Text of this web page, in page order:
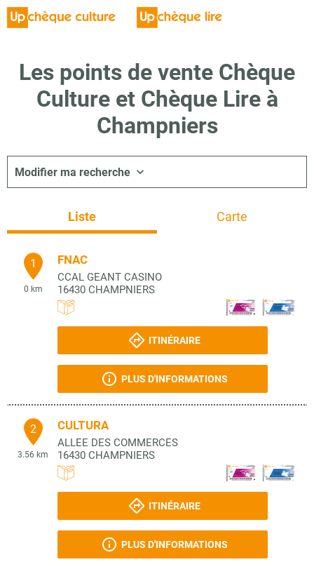
Les points de vente Chèque
Culture et Chèque Lire à
Champniers
Modifier ma recherche
Liste Carte
1
0 km
FNAC
CCAL GEANT CASINO
16430 CHAMPNIERS
ITINÉRAIRE
PLUS D'INFORMATIONS
2
3.56 km
CULTURA
ALLEE DES COMMERCES
16430 CHAMPNIERS
ITINÉRAIRE
PLUS D'INFORMATIONS